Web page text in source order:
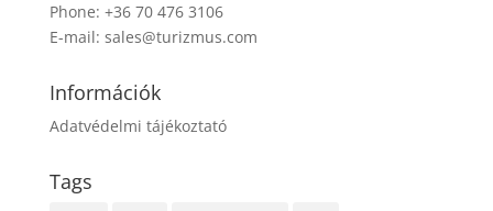
Phone: +36 70 476 3106
E-mail: sales@turizmus.com
Információk
Adatvédelmi tájékoztató
Tags